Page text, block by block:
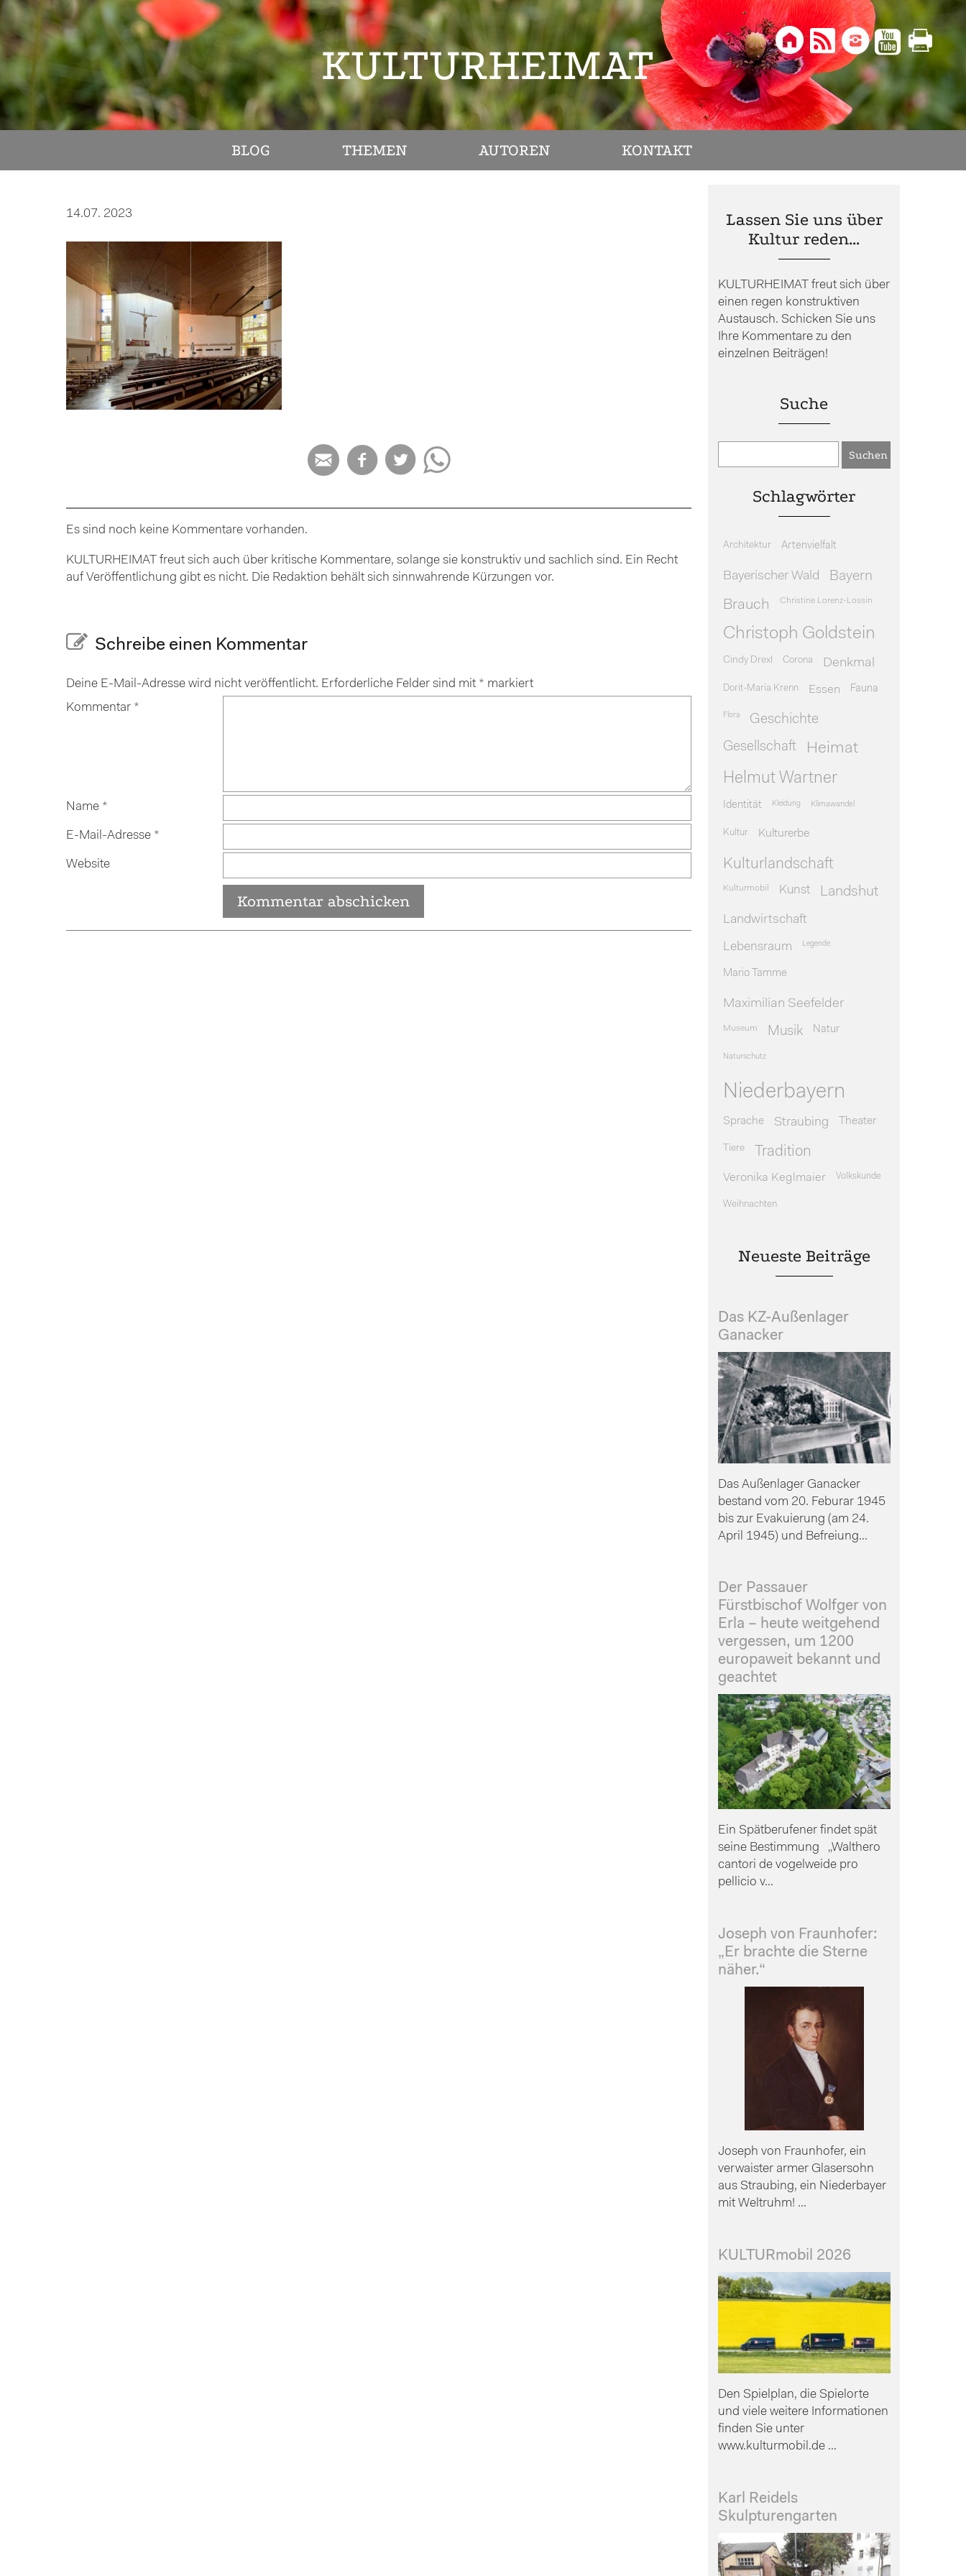
KULTURHEIMAT     
BLOG THEMEN AUTOREN KONTAKT
14.07. 2023
   
Es sind noch keine Kommentare vorhanden.
KULTURHEIMAT freut sich auch über kritische Kommentare, solange sie konstruktiv und sachlich sind. Ein Recht
auf Veröffentlichung gibt es nicht. Die Redaktion behält sich sinnwahrende Kürzungen vor.
Schreibe einen Kommentar
Deine E-Mail-Adresse wird nicht veröffentlicht. Erforderliche Felder sind mit * markiert
Kommentar *
Name *
E-Mail-Adresse *
Website
Lassen Sie uns über
Kultur reden…
KULTURHEIMAT freut sich über
einen regen konstruktiven
Austausch. Schicken Sie uns
Ihre Kommentare zu den
einzelnen Beiträgen!
Suche
Schlagwörter
Architektur Artenvielfalt
Bayerischer Wald Bayern
Brauch Christine Lorenz-Lossin
Christoph Goldstein
Cindy Drexl Corona Denkmal
Dorit-Maria Krenn Essen Fauna
Flora Geschichte
Gesellschaft
Heimat
Helmut Wartner
Identität Kleidung Klimawandel
Kultur Kulturerbe
Kulturlandschaft
Kulturmobil Kunst Landshut
Landwirtschaft
Lebensraum Legende
Mario Tamme
Maximilian Seefelder
Museum Musik Natur
Naturschutz
Niederbayern
Sprache Straubing Theater
Tiere Tradition
Veronika Keglmaier Volkskunde
Weihnachten
Neueste Beiträge
Das KZ-Außenlager
Ganacker
Das Außenlager Ganacker
bestand vom 20. Feburar 1945
bis zur Evakuierung (am 24.
April 1945) und Befreiung...
Der Passauer
Fürstbischof Wolfger von
Erla – heute weitgehend
vergessen, um 1200
europaweit bekannt und
geachtet
Ein Spätberufener findet spät
seine Bestimmung „Walthero
cantori de vogelweide pro
pellicio v...
Joseph von Fraunhofer:
„Er brachte die Sterne
näher.“
Joseph von Fraunhofer, ein
verwaister armer Glasersohn
aus Straubing, ein Niederbayer
mit Weltruhm! ...
KULTURmobil 2026
Den Spielplan, die Spielorte
und viele weitere Informationen
finden Sie unter
www.kulturmobil.de ...
Karl Reidels
Skulpturengarten